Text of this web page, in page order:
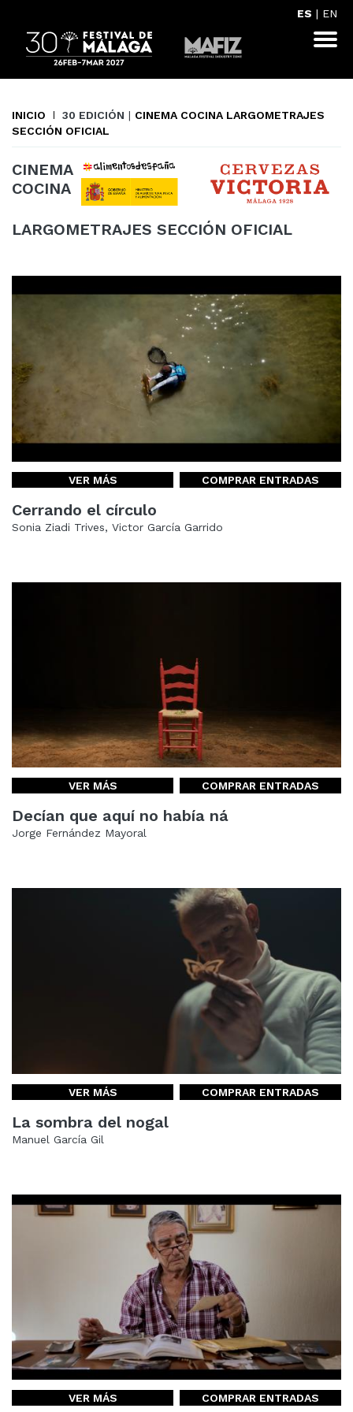
ES | EN
INICIO 30 EDICIÓN | CINEMA COCINA LARGOMETRAJES
SECCIÓN OFICIAL
CINEMA
COCINA
LARGOMETRAJES SECCIÓN OFICIAL
VER MÁS COMPRAR ENTRADAS
Cerrando el círculo
Sonia Ziadi Trives, Victor García Garrido
VER MÁS COMPRAR ENTRADAS
Decían que aquí no había ná
Jorge Fernández Mayoral
VER MÁS COMPRAR ENTRADAS
La sombra del nogal
Manuel García Gil
VER MÁS COMPRAR ENTRADAS